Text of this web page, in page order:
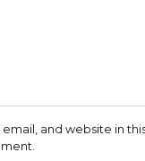
email, and website in